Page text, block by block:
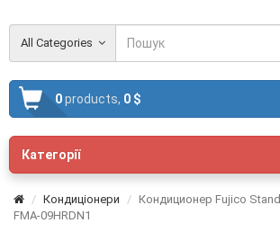
All Categories
0products, 0 $
Категорії
Кондиціонери
Кондиционер Fujico
FMA-09HRDN1